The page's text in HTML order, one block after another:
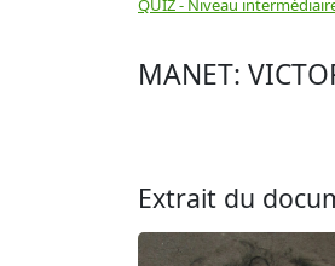
QUIZ - Niveau
MANET:
Extrait du